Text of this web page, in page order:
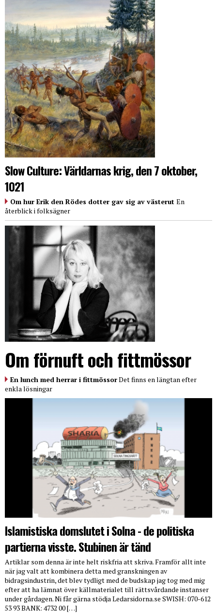
Slow Culture: Världarnas krig, den 7 oktober,
1021
Om hur Erik den Rödes dotter gav sig av västerut En
återblick i folksägner
Om förnuft och fittmössor
En lunch med herrar i fittmössorDet finns en längtan efter
enkla lösningar
Islamistiska domslutet i Solna - de politiska
partierna visste. Stubinen är tänd
Artiklar som denna är inte helt riskfria att skriva. Framför allt inte
när jag valt att kombinera detta med granskningen av
bidragsindustrin, det blev tydligt med de budskap jag tog med mig
efter att ha lämnat över källmaterialet till rättsvårdande instanser
under gårdagen. Ni får gärna stödja Ledarsidorna.se SWISH: 070-612
53 93 BANK: 4732 00 […]